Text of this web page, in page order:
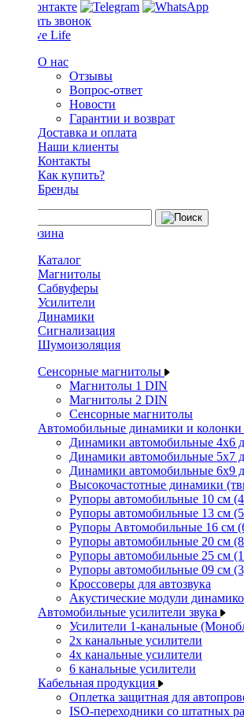
Заказать звонок
О нас
Отзывы
Вопрос-ответ
Новости
Гарантии и возврат
Доставка и оплата
Наши клиенты
Контакты
Как купить?
Бренды
Каталог
Магнитолы
Сабвуферы
Усилители
Динамики
Сигнализация
Шумоизоляция
Сенсорные магнитолы
Магнитолы 1 DIN
Магнитолы 2 DIN
Сенсорные магнитолы
Автомобильные динамики и колонки
Динамики автомобильные 4x6
Динамики автомобильные 5x7
Динамики автомобильные 6x9
Высокочастотные динамики
Рупоры автомобильные 10 см
Рупоры автомобильные 13 см
Рупоры Автомобильные 16 см
Рупоры автомобильные 20 см
Рупоры автомобильные 25 см
Рупоры автомобильные 09 см
Кроссоверы для автозвука
Акустические модули
Автомобильные усилители звука
Усилители 1-канальные
2х канальные усилители
4х канальные усилители
6 канальные усилители
Кабельная продукция
Оплетка защитная для
ISO-переходники со штатных